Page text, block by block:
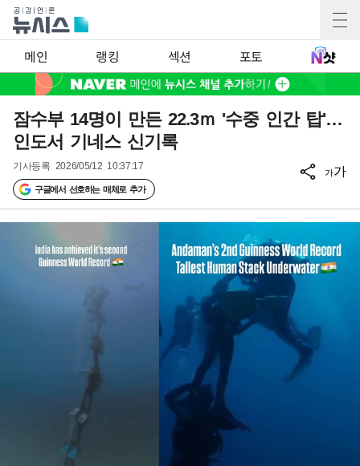
메인 랭킹 섹션 포토
잠수부 14명이 만든 22.3ｍ '수중 인간 탑'…
인도서 기네스 신기록
기사등록 2026/05/12 10:37:17
구글에서 선호하는 매체로 추가
가가